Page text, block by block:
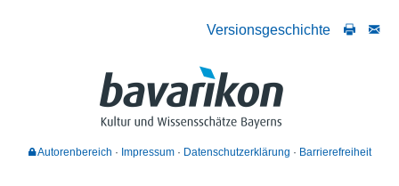
Versionsgeschichte
Autorenbereich Impressum Datenschutzerklärung Barrierefreiheit